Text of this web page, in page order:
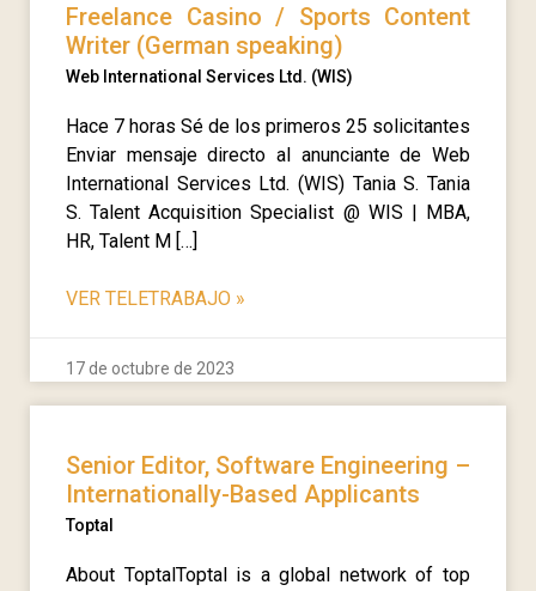
Freelance Casino / Sports Content
Writer (German speaking)
Web International Services Ltd. (WIS)
Hace 7 horas Sé de los primeros 25 solicitantes
Enviar mensaje directo al anunciante de Web
International Services Ltd. (WIS) Tania S. Tania
S. Talent Acquisition Specialist @ WIS | MBA,
HR, Talent M […]
VER TELETRABAJO »
17 de octubre de 2023
Senior Editor, Software Engineering –
Internationally-Based Applicants
Toptal
About ToptalToptal is a global network of top